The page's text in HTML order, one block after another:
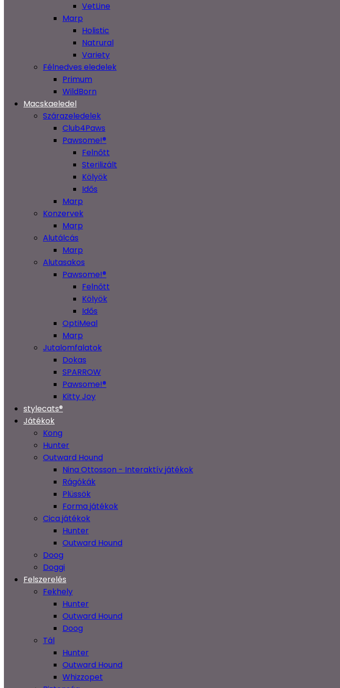
VetLine
Marp
Holistic
Natrural
Variety
Félnedves eledelek
Primum
WildBorn
Macskaeledel
Szárazeledelek
Club4Paws
Pawsome!®
Felnőtt
Sterilizált
Kölyök
Idős
Marp
Konzervek
Marp
Alutálcás
Marp
Alutasakos
Pawsome!®
Felnőtt
Kölyök
Idős
OptiMeal
Marp
Jutalomfalatok
Dokas
SPARROW
Pawsome!®
Kitty Joy
stylecats®
Játékok
Kong
Hunter
Outward Hound
Nina Ottosson - Interaktív játékok
Rágókák
Plüssök
Forma játékok
Cica játékok
Hunter
Outward Hound
Doog
Doggi
Felszerelés
Fekhely
Hunter
Outward Hound
Doog
Tál
Hunter
Outward Hound
Whizzopet